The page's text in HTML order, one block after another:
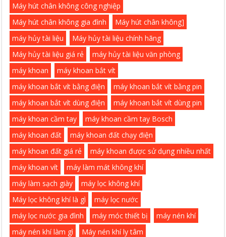
Máy hút chân không công nghiệp
Máy hút chân không gia đình
Máy hút chân không]
máy hủy tài liệu
Máy hủy tài liệu chính hãng
Máy hủy tài liệu giá rẻ
máy hủy tài liệu văn phòng
máy khoan
máy khoan bắt vít
máy khoan bắt vít bằng điện
máy khoan bắt vít bằng pin
máy khoan bắt vít dùng điện
máy khoan bắt vít dùng pin
máy khoan cầm tay
máy khoan cầm tay Bosch
máy khoan đất
máy khoan đất chạy điện
máy khoan đất giá rẻ
máy khoan được sử dụng nhiều nhất
máy khoan vít
máy làm mát không khí
máy làm sạch giày
máy lọc không khí
Máy lọc không khí là gì
máy lọc nước
máy lọc nước gia đình
máy móc thiết bị
máy nén khí
máy nén khí làm gì
Máy nén khí ly tâm